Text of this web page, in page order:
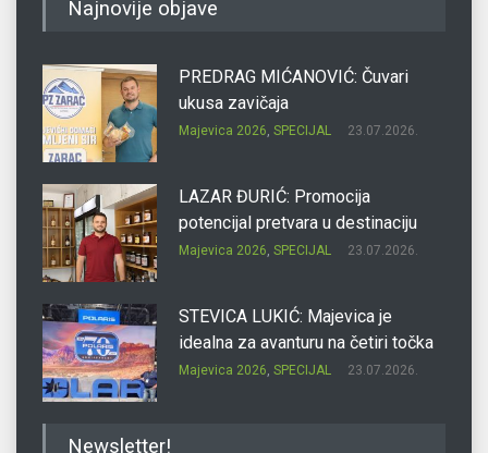
Najnovije objave
PREDRAG MIĆANOVIĆ: Čuvari
ukusa zavičaja
Majevica 2026, SPECIJAL 23.07.2026.
LAZAR ĐURIĆ: Promocija
potencijal pretvara u destinaciju
Majevica 2026, SPECIJAL 23.07.2026.
STEVICA LUKIĆ: Majevica je
idealna za avanturu na četiri točka
Majevica 2026, SPECIJAL 23.07.2026.
Newsletter!